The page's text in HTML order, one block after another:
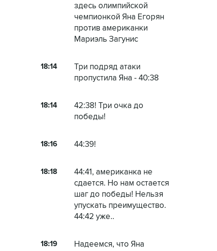
здесь олимпийской
чемпионкой Яна Егорян
против американки
Мариэль Загунис
18:14
Три подряд атаки
пропустила Яна - 40:38
18:14
42:38! Три очка до
победы!
18:16 44:39!
18:18
44:41, американка не
сдается. Но нам остается
шаг до победы! Нельзя
упускать преимущество.
44:42 уже..
18:19
Надеемся, что Яна